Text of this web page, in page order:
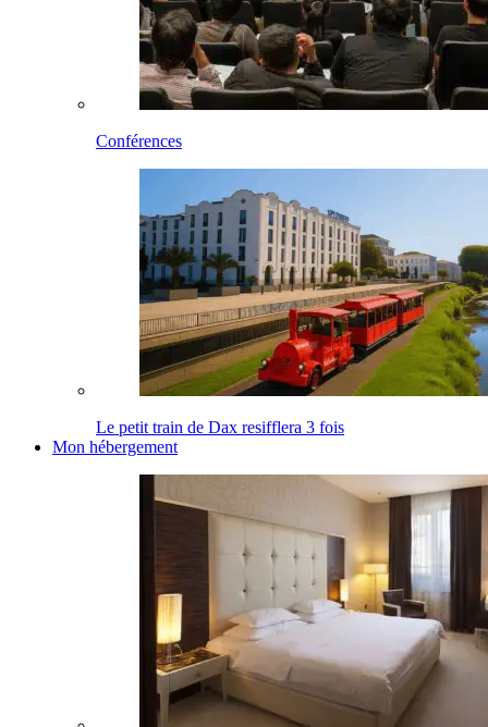
Conférences
Le petit train de Dax resifflera 3 fois
Mon hébergement